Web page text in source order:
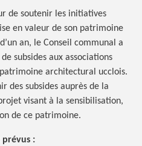
de soutenir les initiatives
en valeur de son patrimoine
an, le Conseil communal a
subsides aux associations
architectural ucclois.
des subsides auprès de la
visant à la sensibilisation,
de ce patrimoine.
prévus :